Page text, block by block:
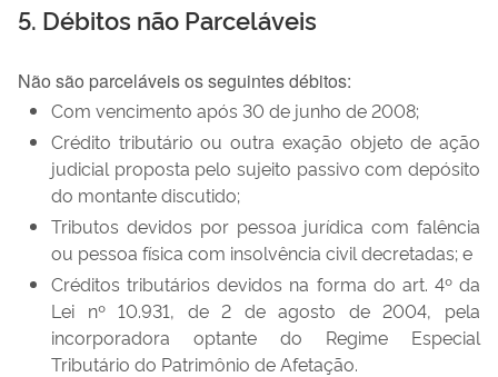
5. Débitos não Parceláveis
Não são parceláveis os seguintes débitos:
Com vencimento após 30 de junho de 2008;
Crédito tributário ou outra exação objeto de ação
judicial proposta pelo sujeito passivo com depósito
do montante discutido;
Tributos devidos por pessoa jurídica com falência
ou pessoa física com insolvência civil decretadas; e
Créditos tributários devidos na forma do art. 4º da
Lei nº 10.931, de 2 de agosto de 2004, pela
incorporadora optante do Regime Especial
Tributário do Patrimônio de Afetação.